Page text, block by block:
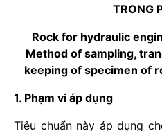
TRONG
Rock for hydraulic
Method of sampling,
keeping of specimen of
1. Phạm vi áp dụng
Tiêu chuẩn này áp dụng